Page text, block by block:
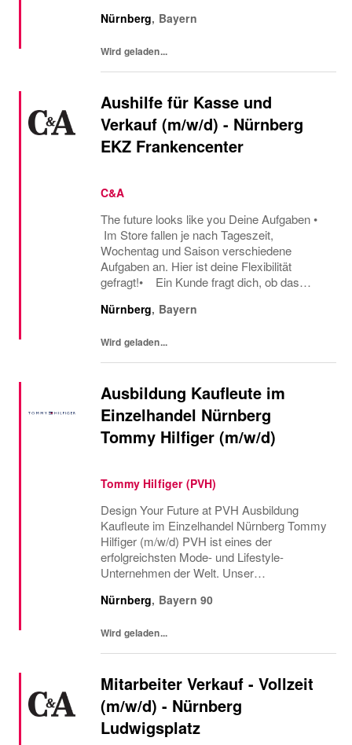
Größe verfügbar ist oder welcher Gürtel gut
Nürnberg, Bayern
Wird geladen...
Aushilfe für Kasse und
Verkauf (m/w/d) - Nürnberg
EKZ Frankencenter
C&A
The future looks like you Deine Aufgaben •
Im Store fallen je nach Tageszeit,
Wochentag und Saison verschiedene
Aufgaben an. Hier ist deine Flexibilität
gefragt!• Ein Kunde fragt dich, ob das
Größe verfügbar ist oder welcher Gürtel gut
Nürnberg, Bayern
Wird geladen...
Ausbildung Kaufleute im
Einzelhandel Nürnberg
Tommy Hilfiger (m/w/d)
Tommy Hilfiger (PVH)
Design Your Future at PVH Ausbildung
Kaufleute im Einzelhandel Nürnberg Tommy
Hilfiger (m/w/d) PVH ist eines der
erfolgreichsten Mode- und Lifestyle-
Unternehmen der Welt. Unser
CALVIN KLEIN und TOMMY HI...
Nürnberg, Bayern 90
Wird geladen...
Mitarbeiter Verkauf - Vollzeit
(m/w/d) - Nürnberg
Ludwigsplatz